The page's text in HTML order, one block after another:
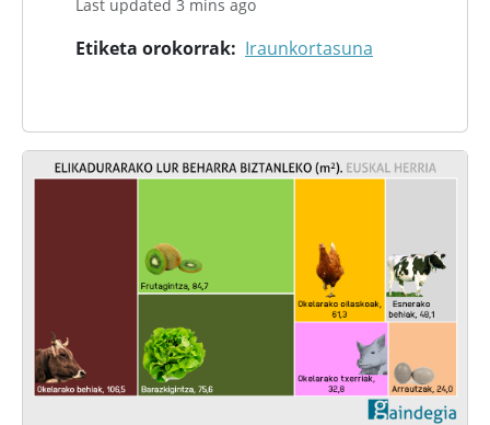
Last updated 3 mins ago
Etiketa orokorrak Iraunkortasuna